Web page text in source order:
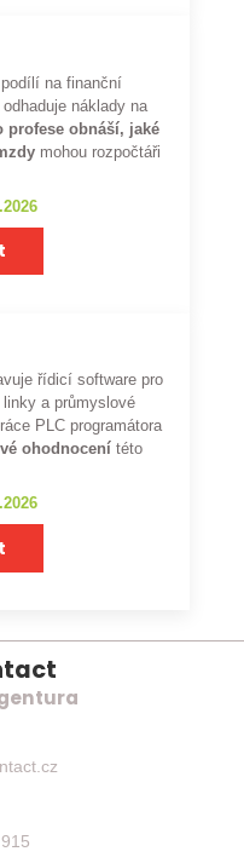
na finanční
náklady na
profese obnáší, jaké
mohou rozpočtáři
řídicí software pro
a průmyslové
PLC programátora
ohodnocení této